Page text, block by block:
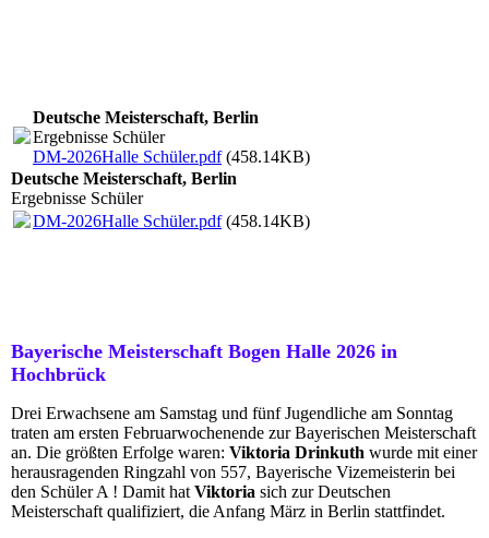
Deutsche Meisterschaft, Berlin
Ergebnisse Schüler
DM-2026Halle Schüler.pdf(458.14KB)
Deutsche Meisterschaft, Berlin
Ergebnisse Schüler
DM-2026Halle Schüler.pdf(458.14KB)
Bayerische Meisterschaft Bogen Halle 2026 in
Hochbrück
Drei Erwachsene am Samstag und fünf Jugendliche am Sonntag
traten am ersten Februarwochenende zur Bayerischen Meisterschaft
an. Die größten Erfolge waren: Viktoria Drinkuth wurde mit einer
herausragenden Ringzahl von 557, Bayerische Vizemeisterin bei
den Schüler A ! Damit hat Viktoria sich zur Deutschen
Meisterschaft qualifiziert, die Anfang März in Berlin stattfindet.